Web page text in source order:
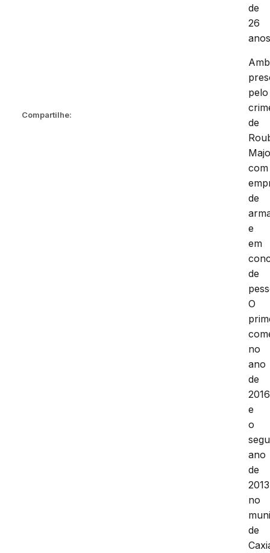
Compartilhe:
de
26
pelo
de
com
de
e
em
de
O
no
ano
de
e
o
ano
de
no
de